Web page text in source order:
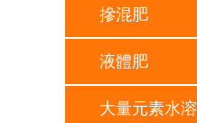
摻混肥
液體肥
大量元素水溶